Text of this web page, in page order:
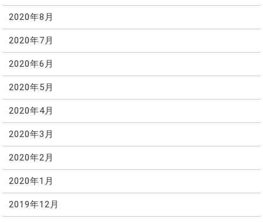
2020年8月
2020年7月
2020年6月
2020年5月
2020年4月
2020年3月
2020年2月
2020年1月
2019年12月